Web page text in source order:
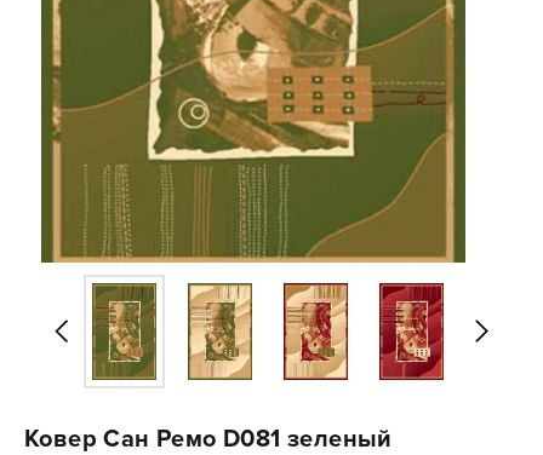
Ковер Сан Ремо D081 зеленый